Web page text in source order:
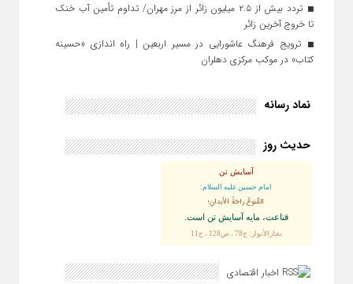
تردد بیش از ۲.۵ میلیون زائر از مرز مهران/ تداوم تأمین آب خنک
تا خروج آخرین زائر
ترویج فرهنگ عاشورایی در مسیر اربعین | راه‌ اندازی «حسینه
کتاب» در موکب مرکزی دهلران
نماد رسانه
حدیث روز
آسایش تن
امام حسین علیه السلام:
القُنوعُ راحَةُ الأبدانِ؛
قناعت، مايه آسايش تن است.
بحارالأنوار: ج78 ، ص128 ، ح11
اخبار اقتصادی